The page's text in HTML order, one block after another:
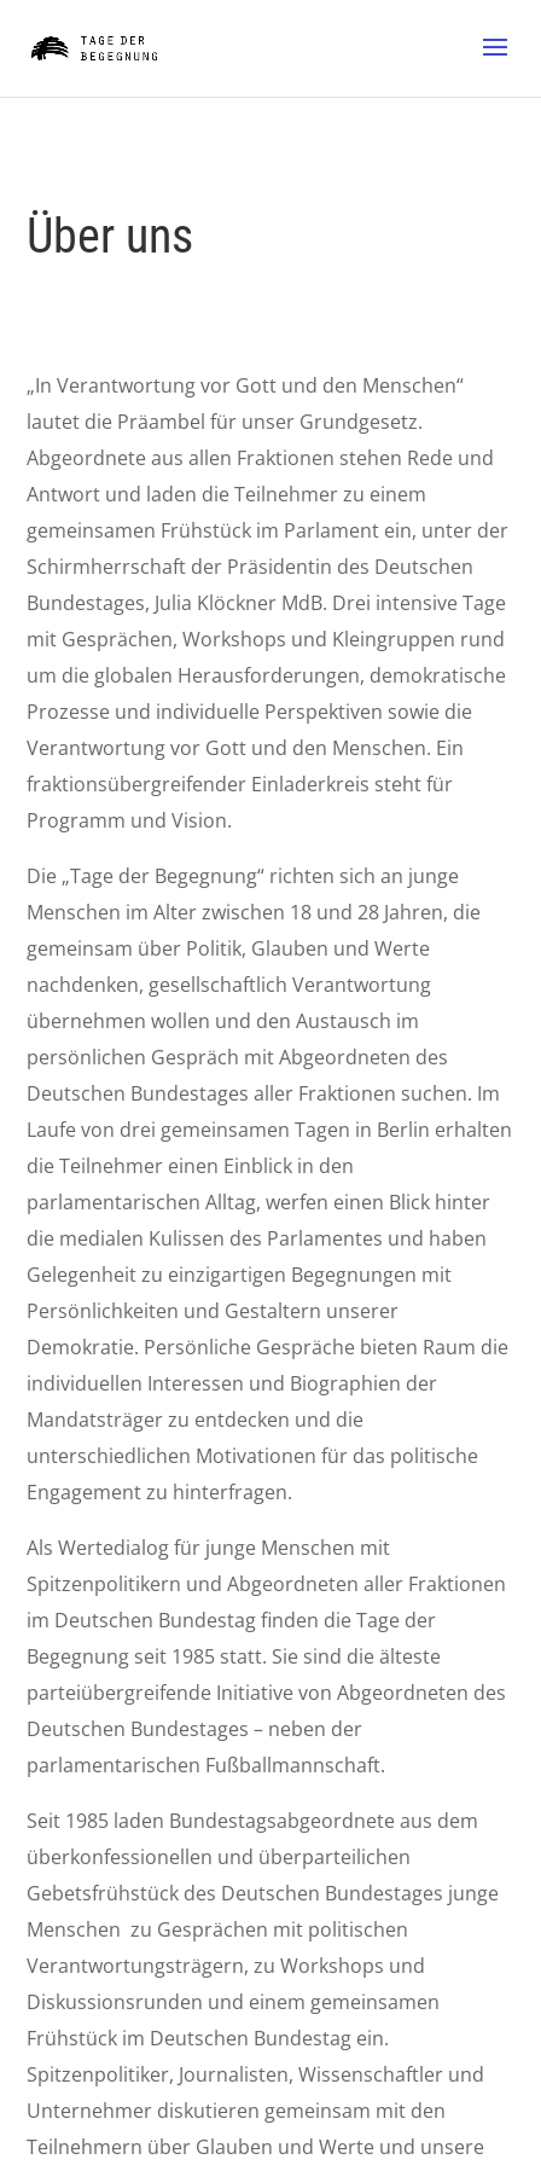
Über uns
„In Verantwortung vor Gott und den Menschen“
lautet die Präambel für unser Grundgesetz.
Abgeordnete aus allen Fraktionen stehen Rede und
Antwort und laden die Teilnehmer zu einem
gemeinsamen Frühstück im Parlament ein, unter der
Schirmherrschaft der Präsidentin des Deutschen
Bundestages, Julia Klöckner MdB. Drei intensive Tage
mit Gesprächen, Workshops und Kleingruppen rund
um die globalen Herausforderungen, demokratische
Prozesse und individuelle Perspektiven sowie die
Verantwortung vor Gott und den Menschen. Ein
fraktionsübergreifender Einladerkreis steht für
Programm und Vision.
Die „Tage der Begegnung“ richten sich an junge
Menschen im Alter zwischen 18 und 28 Jahren, die
gemeinsam über Politik, Glauben und Werte
nachdenken, gesellschaftlich Verantwortung
übernehmen wollen und den Austausch im
persönlichen Gespräch mit Abgeordneten des
Deutschen Bundestages aller Fraktionen suchen. Im
Laufe von drei gemeinsamen Tagen in Berlin erhalten
die Teilnehmer einen Einblick in den
parlamentarischen Alltag, werfen einen Blick hinter
die medialen Kulissen des Parlamentes und haben
Gelegenheit zu einzigartigen Begegnungen mit
Persönlichkeiten und Gestaltern unserer
Demokratie. Persönliche Gespräche bieten Raum die
individuellen Interessen und Biographien der
Mandatsträger zu entdecken und die
unterschiedlichen Motivationen für das politische
Engagement zu hinterfragen.
Als Wertedialog für junge Menschen mit
Spitzenpolitikern und Abgeordneten aller Fraktionen
im Deutschen Bundestag finden die Tage der
Begegnung seit 1985 statt. Sie sind die älteste
parteiübergreifende Initiative von Abgeordneten des
Deutschen Bundestages – neben der
parlamentarischen Fußballmannschaft.
Seit 1985 laden Bundestagsabgeordnete aus dem
überkonfessionellen und überparteilichen
Gebetsfrühstück des Deutschen Bundestages junge
Menschen zu Gesprächen mit politischen
Verantwortungsträgern, zu Workshops und
Diskussionsrunden und einem gemeinsamen
Frühstück im Deutschen Bundestag ein.
Spitzenpolitiker, Journalisten, Wissenschaftler und
Unternehmer diskutieren gemeinsam mit den
Teilnehmern über Glauben und Werte und unsere